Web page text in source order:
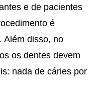
e de pacientes
é
Além disso, no
os dentes devem
nada de cáries por